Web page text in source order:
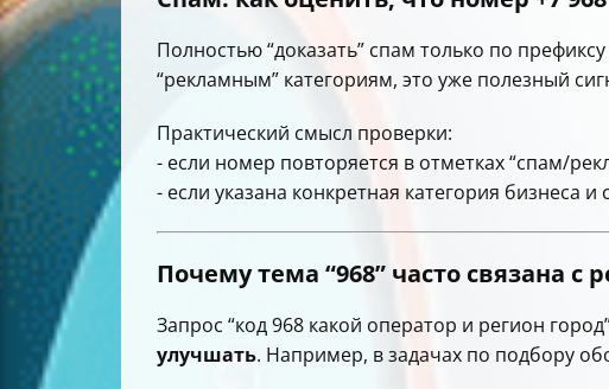
Полностью “доказать” спам только по
“рекламным” категориям, это уже полезный
Практический смысл проверки:
- если номер повторяется в отметках “спам/
- если указана конкретная категория бизнеса
Почему тема “968” часто связана
Запрос “код 968 какой оператор и регион
улучшать. Например, в задачах по подбору